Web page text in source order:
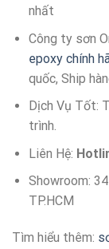
nhất
Công ty sơn
epoxy chính
quốc, Ship
Dịch Vụ Tốt:
trình.
Liên Hệ:
Showroom:
TP.HCM
Tìm hiểu thêm: